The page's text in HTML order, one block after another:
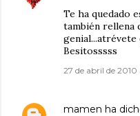
Te ha quedado
también rellena
genial...atrévete
Besitosssss
27 de abril de 2010
mamen ha